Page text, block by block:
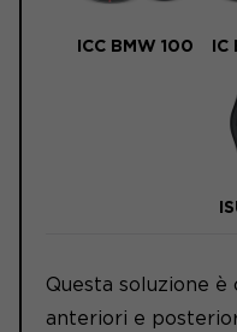
ICC BMW 100 IC
Questa soluzione
anteriori e